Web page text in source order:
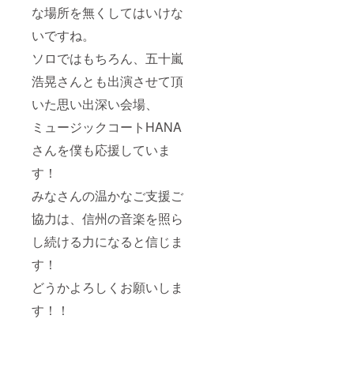
な場所を無くしてはいけな
いですね。
ソロではもちろん、五十嵐
浩晃さんとも出演させて頂
いた思い出深い会場、
ミュージックコートHANA
さんを僕も応援していま
す！
みなさんの温かなご支援ご
協力は、信州の音楽を照ら
し続ける力になると信じま
す！
どうかよろしくお願いしま
す！！